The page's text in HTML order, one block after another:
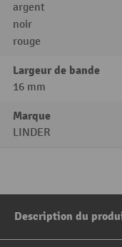
argent
noir
rouge
Largeur de bande
16 mm
Marque
LINDER
Description du